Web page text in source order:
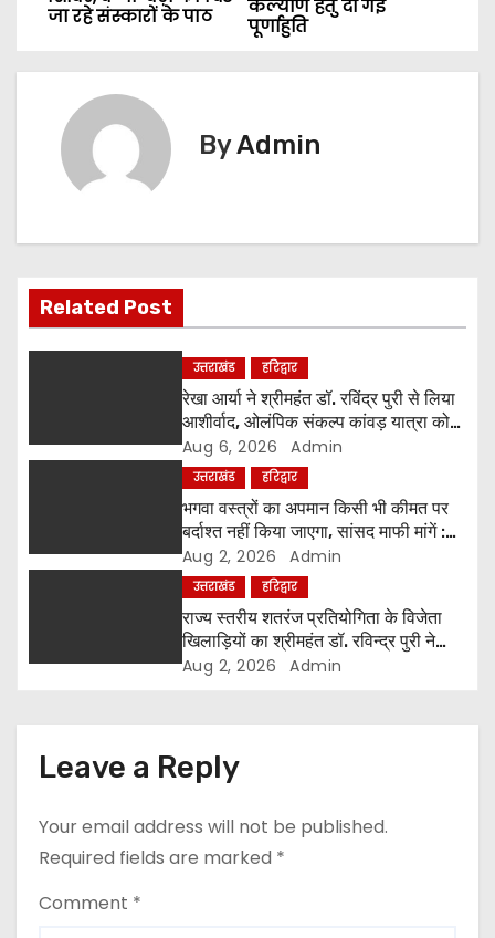
v
i
g
i
n
कल्याण हेतु दी गई
पूर्णाहुति
जा रहे संस्कारों के पाठ
ByAdmin
Related Post
उत्तराखंड हरिद्वार
रेखा आर्या ने श्रीमहंत डॉ. रविंद्र पुरी से लिया
आशीर्वाद, ओलंपिक संकल्प कांवड़ यात्रा को
मिला संतों का समर्थन
Aug 6, 2026 Admin
उत्तराखंड हरिद्वार
भगवा वस्त्रों का अपमान किसी भी कीमत पर
बर्दाश्त नहीं किया जाएगा, सांसद माफी मांगें :
श्रीमहंत डॉ. रविंद्र पुरी महाराज
Aug 2, 2026 Admin
उत्तराखंड हरिद्वार
राज्य स्तरीय शतरंज प्रतियोगिता के विजेता
खिलाड़ियों का श्रीमहंत डॉ. रविन्द्र पुरी ने
किया सम्मान
Aug 2, 2026 Admin
Leave a Reply
Your email address will not be published.
Required fields are marked *
Comment *